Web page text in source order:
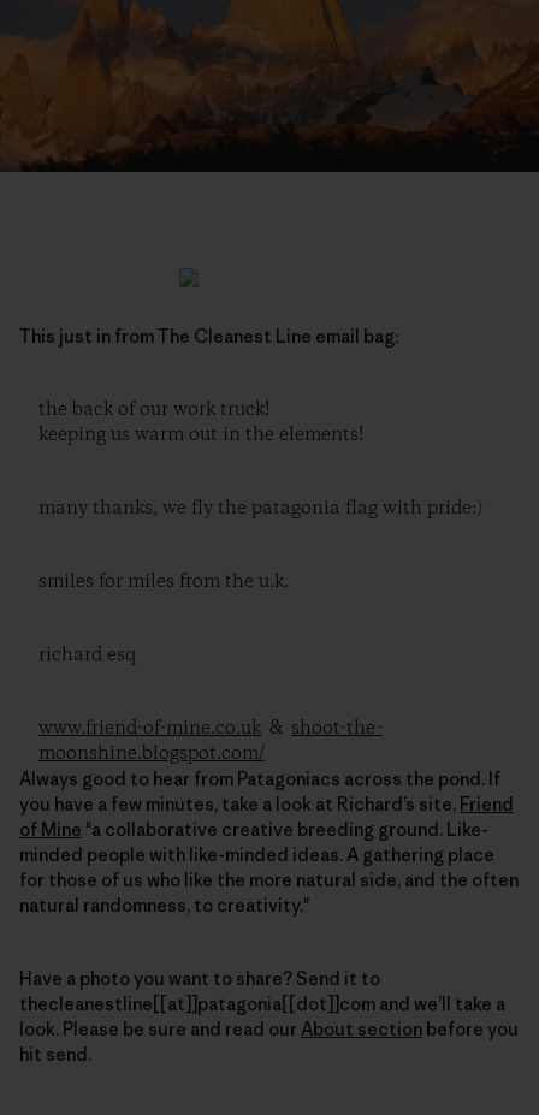
This just in from The Cleanest Line email bag:
the back of our work truck!
keeping us warm out in the elements!
many thanks, we fly the patagonia flag with pride:)
smiles for miles from the u.k.
richard esq
www.friend-of-mine.co.uk & shoot-the-
moonshine.blogspot.com/
Always good to hear from Patagoniacs across the pond. If
you have a few minutes, take a look at Richard’s site, Friend
of Mine "a collaborative creative breeding ground. Like-
minded people with like-minded ideas. A gathering place
for those of us who like the more natural side, and the often
natural randomness, to creativity."
Have a photo you want to share? Send it to
thecleanestline[[at]]patagonia[[dot]]com and we’ll take a
look. Please be sure and read our About section before you
hit send.